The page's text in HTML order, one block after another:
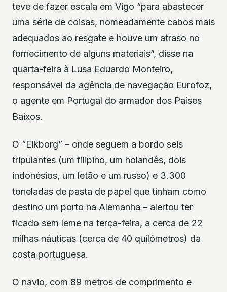
teve de fazer escala em Vigo “para abastecer
uma série de coisas, nomeadamente cabos mais
adequados ao resgate e houve um atraso no
fornecimento de alguns materiais”, disse na
quarta-feira à Lusa Eduardo Monteiro,
responsável da agência de navegação Eurofoz,
o agente em Portugal do armador dos Países
Baixos.
O “Eikborg” – onde seguem a bordo seis
tripulantes (um filipino, um holandês, dois
indonésios, um letão e um russo) e 3.300
toneladas de pasta de papel que tinham como
destino um porto na Alemanha – alertou ter
ficado sem leme na terça-feira, a cerca de 22
milhas náuticas (cerca de 40 quilómetros) da
costa portuguesa.
O navio, com 89 metros de comprimento e